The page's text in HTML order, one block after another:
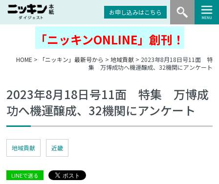
お申し込みはこちら
「ニッキンONLINE」創刊！
HOME > 「ニッキン」最新号から > 地域貢献> 2023年8月18日号11面 特
集 万博成功へ機運醸成、32機関にアンケート
2023年8月18日号11面 特集 万博成
功へ機運醸成、32機関にアンケート
地域貢献 近畿
LINEで送る